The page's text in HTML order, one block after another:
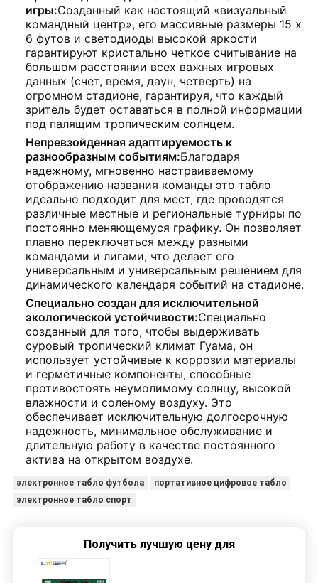
игры:Созданный как настоящий «визуальный
командный центр», его массивные размеры 15 х
6 футов и светодиоды высокой яркости
гарантируют кристально четкое считывание на
большом расстоянии всех важных игровых
данных (счет, время, даун, четверть) на
огромном стадионе, гарантируя, что каждый
зритель будет оставаться в полной информации
под палящим тропическим солнцем.
Непревзойденная адаптируемость к
разнообразным событиям:Благодаря
надежному, мгновенно настраиваемому
отображению названия команды это табло
идеально подходит для мест, где проводятся
различные местные и региональные турниры по
постоянно меняющемуся графику. Он позволяет
плавно переключаться между разными
командами и лигами, что делает его
универсальным и универсальным решением для
динамического календаря событий на стадионе.
Специально создан для исключительной
экологической устойчивости:Специально
созданный для того, чтобы выдерживать
суровый тропический климат Гуама, он
использует устойчивые к коррозии материалы
и герметичные компоненты, способные
противостоять неумолимому солнцу, высокой
влажности и соленому воздуху. Это
обеспечивает исключительную долгосрочную
надежность, минимальное обслуживание и
длительную работу в качестве постоянного
актива на открытом воздухе.
электронное табло футбола
портативное цифровое табло
электронное табло спорт
Получить лучшую цену для